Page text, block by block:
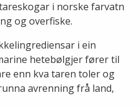
i norske farvatn
og overfiske.
i ein
hetebølgjer fører til
enn kva taren toler og
avrenning frå land,